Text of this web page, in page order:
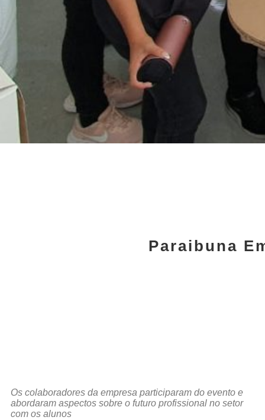
Paraibuna
Os colaboradores da empresa participaram do evento e
abordaram aspectos sobre o futuro profissional no setor
com os alunos